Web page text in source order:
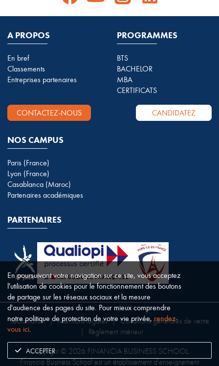
A PROPOS
En bref
Classements
Entreprises partenaires
PROGRAMMES
BTS
BACHELOR
MBA
CERTIFICATS
CONTACTEZ-NOUS CANDIDATEZ
NOS CAMPUS
Paris (France)
Lyon (France)
Casablanca (Maroc)
Partenaires académiques
PARTENAIRES
Copyright © 2026 FINANCIA BUSINESS SCHOOL.
Financia Business School est un établissement d’enseignement
Réclamation | Mentions légales | Conditions générales de vente
Règlement intérieur
En poursuivant votre navigation sur ce site, vous acceptez
l'utilisation de cookies pour le fonctionnement des boutons
de partage sur les réseaux sociaux et la mesure
d'audience des pages du site. Pour mieux comprendre
notre politique de protection de votre vie privée,rendez-
vous ici.
ACCEPTER